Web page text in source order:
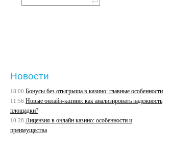
Новости
18:00 Бонусы без отыгрыша в казино: главные особенности
11:56 Новые онлайн-казино: как анализировать надежность
площадки?
10:28 Лицензия в онлайн казино: особенности и
преимущества